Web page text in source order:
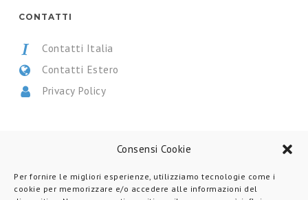
Consensi Cookie
Per fornire le migliori esperienze, utilizziamo tecnologie come i
cookie per memorizzare e/o accedere alle informazioni del
CONTATTI
Contatti Italia
Contatti Estero
Privacy Policy